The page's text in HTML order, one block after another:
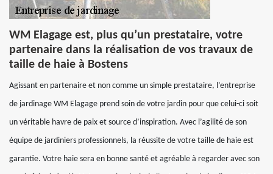
WM Elagage est, plus qu’un prestataire, votre
partenaire dans la réalisation de vos travaux de
taille de haie à Bostens
Agissant en partenaire et non comme un simple prestataire, l’entreprise
de jardinage WM Elagage prend soin de votre jardin pour que celui-ci soit
un véritable havre de paix et source d’inspiration. Avec l’agilité de son
équipe de jardiniers professionnels, la réussite de votre taille de haie est
garantie. Votre haie sera en bonne santé et agréable à regarder avec son